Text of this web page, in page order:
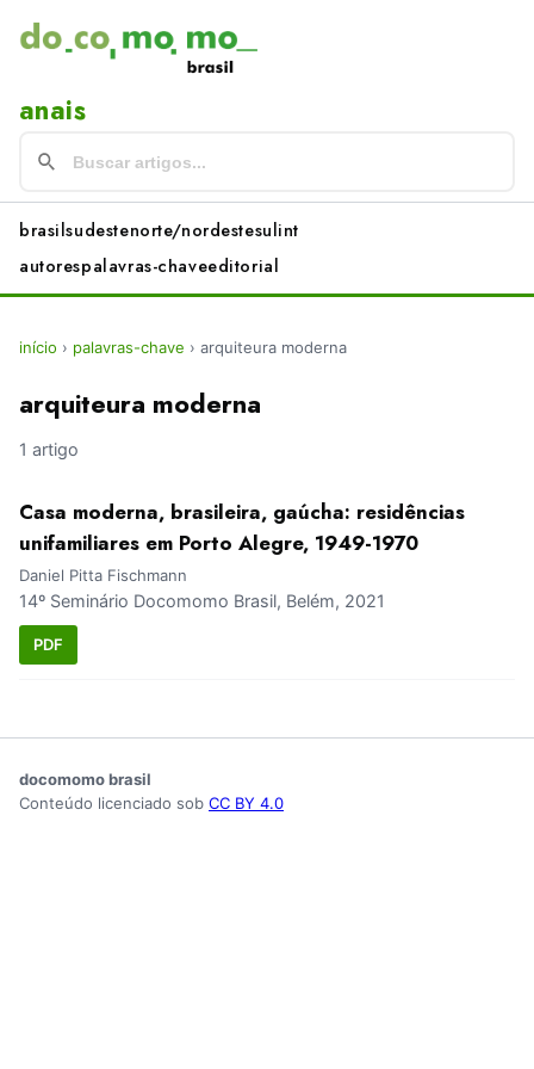
anais
brasilsudestenorte/nordestesulint
autorespalavras-chaveeditorial
início › palavras-chave › arquiteura moderna
arquiteura moderna
1 artigo
Casa moderna, brasileira, gaúcha: residências
unifamiliares em Porto Alegre, 1949-1970
Daniel Pitta Fischmann
14º Seminário Docomomo Brasil, Belém, 2021
PDF
docomomo brasil
Conteúdo licenciado sob CC BY 4.0